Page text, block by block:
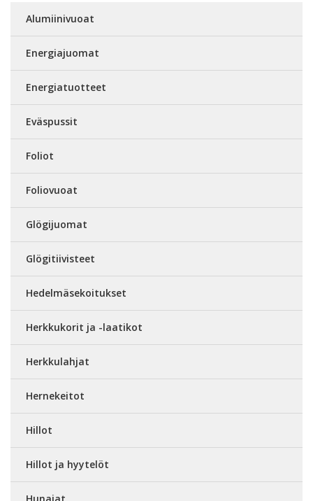
Alumiinivuoat
Energiajuomat
Energiatuotteet
Eväspussit
Foliot
Foliovuoat
Glögijuomat
Glögitiivisteet
Hedelmäsekoitukset
Herkkukorit ja -laatikot
Herkkulahjat
Hernekeitot
Hillot
Hillot ja hyytelöt